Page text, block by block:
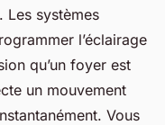
Les systèmes
l’éclairage
qu’un foyer est
un mouvement
Vous